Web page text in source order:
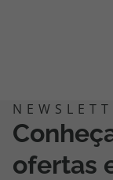
ofertas